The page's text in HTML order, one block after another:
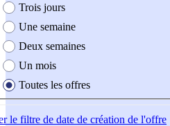
Trois jours
Une semaine
Deux semaines
Un mois
Toutes les offres
le filtre de date de création de l'offre